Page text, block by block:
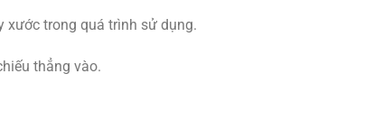
xước trong quá trình sử dụng.
thẳng vào.